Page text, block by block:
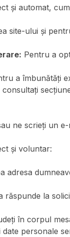
și automat,
site-ului și
Pentru a
a îmbunătăți
ne scrieți un e-
și voluntar:
adresa
răspunde la
în corpul
date personale